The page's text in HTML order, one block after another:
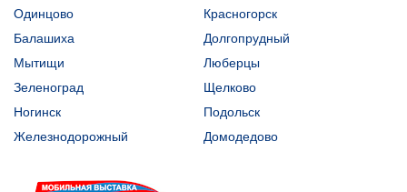
Одинцово
Красногорск
Балашиха
Долгопрудный
Мытищи
Люберцы
Зеленоград
Щелково
Ногинск
Подольск
Железнодорожный
Домодедово